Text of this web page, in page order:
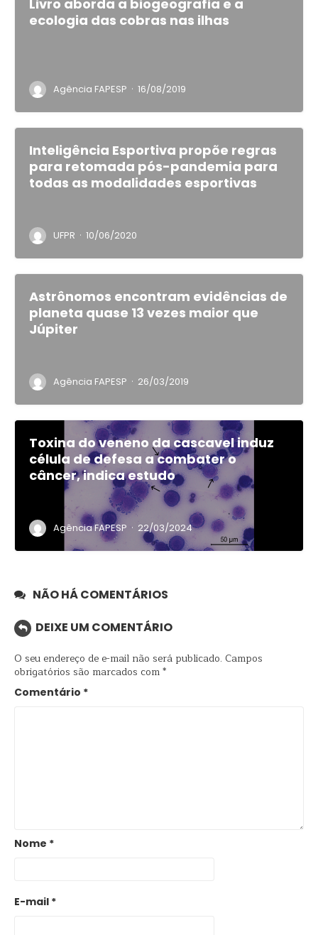
Livro aborda a biogeografia e a
ecologia das cobras nas ilhas
Agência FAPESP · 16/08/2019
Inteligência Esportiva propõe regras
para retomada pós-pandemia para
todas as modalidades esportivas
UFPR · 10/06/2020
Astrônomos encontram evidências de
planeta quase 13 vezes maior que
Júpiter
Agência FAPESP · 26/03/2019
Toxina do veneno da cascavel induz
célula de defesa a combater o
câncer, indica estudo
Agência FAPESP · 22/03/2024
NÃO HÁ COMENTÁRIOS
DEIXE UM COMENTÁRIO
O seu endereço de e-mail não será publicado. Campos
obrigatórios são marcados com*
Comentário *
Nome *
E-mail *